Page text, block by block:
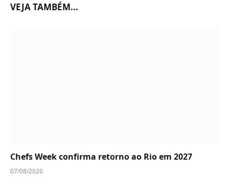
VEJA TAMBÉM...
Chefs Week confirma retorno ao Rio em 2027
07/08/2026